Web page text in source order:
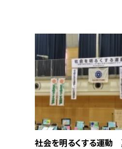
社会を明るくする運動